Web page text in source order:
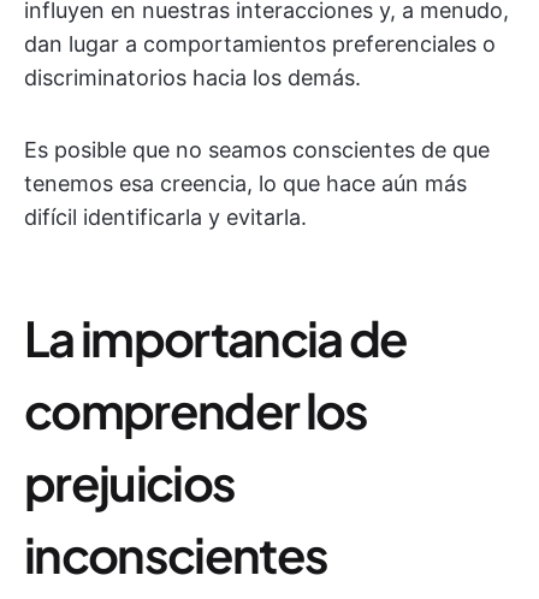
influyen en nuestras interacciones y, a menudo,
dan lugar a comportamientos preferenciales o
discriminatorios hacia los demás.
Es posible que no seamos conscientes de que
tenemos esa creencia, lo que hace aún más
difícil identificarla y evitarla.
La importancia de
comprender los
prejuicios
inconscientes